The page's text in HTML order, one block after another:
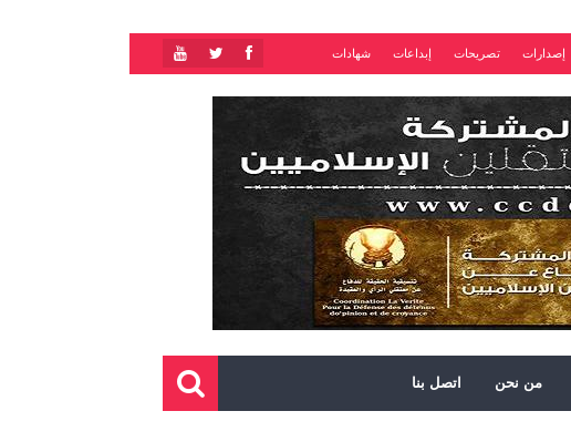
إصدارات تصريحات إبداعات شهادات
من نحن اتصل بنا